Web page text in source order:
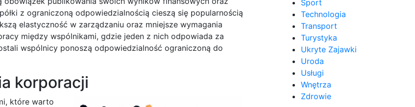
z ograniczoną odpowiedzialnością cieszą się popularnością
elastyczność w zarządzaniu oraz mniejsze wymagania
między wspólnikami, gdzie jeden z nich odpowiada za
wspólnicy ponoszą odpowiedzialność ograniczoną do
korporacji
które warto
Sport
Technologia
Transport
Turystyka
Ukryte Zajawki
Uroda
Usługi
Wnętrza
Zdrowie